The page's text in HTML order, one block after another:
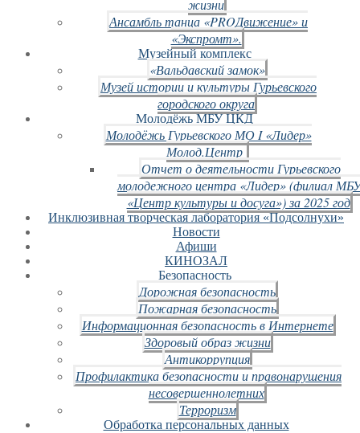
жизни
Ансамбль танца «PROДвижение» и
«Экспромт».
Музейный комплекс
«Вальдавский замок»
Музей истории и культуры Гурьевского
городского округа
Молодёжь МБУ ЦКД
Молодёжь Гурьевского МО I «Лидер»
Молод.Центр
Отчет о деятельности Гурьевского
молодежного центра «Лидер» (филиал
«Центр культуры и досуга») за 2025 год
Инклюзивная творческая лаборатория «Подсолнухи»
Новости
Афиши
КИНОЗАЛ
Безопасность
Дорожная безопасность
Пожарная безопасность
Информационная безопасность в Интернете
Здоровый образ жизни
Антикоррупция
Профилактика безопасности и правонарушения
несовершеннолетних
Терроризм
Обработка персональных данных